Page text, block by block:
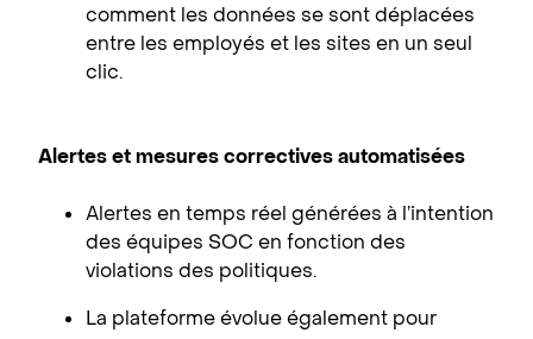
comment les données se sont déplacées
entre les employés et les sites en un seul
clic.
Alertes et mesures correctives automatisées
Alertes en temps réel générées à l’intention
des équipes SOC en fonction des
violations des politiques.
La plateforme évolue également pour